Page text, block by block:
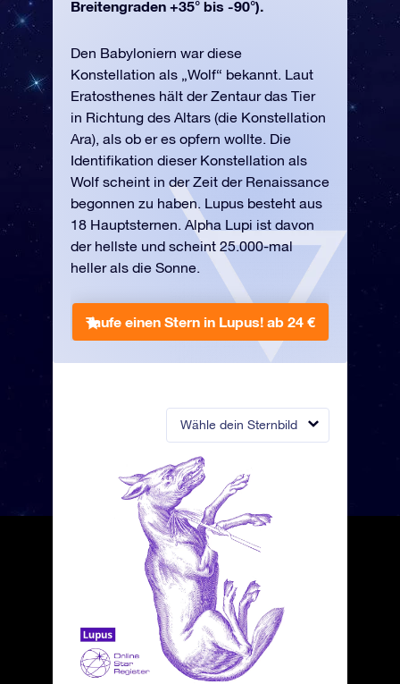
Wähle dein Sternbild
Breitengraden +35° bis -90°).
Den Babyloniern war diese
Konstellation als „Wolf“ bekannt. Laut
Eratosthenes hält der Zentaur das Tier
in Richtung des Altars (die Konstellation
Ara), als ob er es opfern wollte. Die
Identifikation dieser Konstellation als
Wolf scheint in der Zeit der Renaissance
begonnen zu haben. Lupus besteht aus
18 Hauptsternen. Alpha Lupi ist davon
der hellste und scheint 25.000-mal
heller als die Sonne.
Taufe einen Stern in Lupus! ab 24 €